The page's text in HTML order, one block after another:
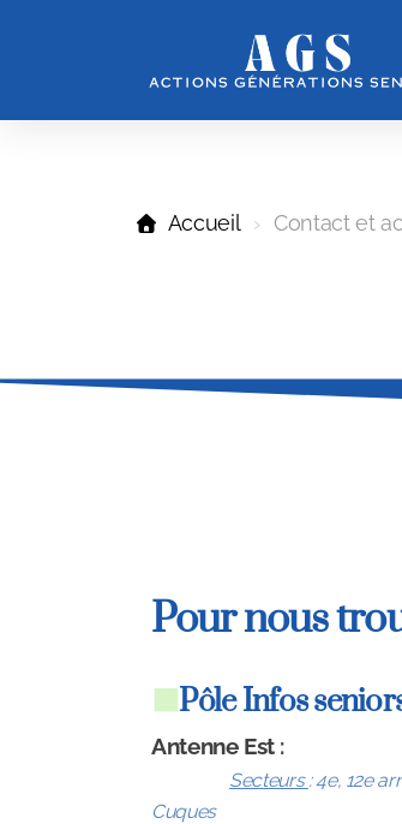
Accueil Contact et
Pour nous
🟩Pôle Infos
Antenne Est :
Secteurs:4e, 12e
Cuques